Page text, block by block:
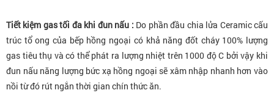
Tiết kiệm gas tối đa khi đun nấu : Do phần đầu chia lửa Ceramic cấu
trúc tổ ong của bếp hồng ngoại có khả năng đốt cháy 100% lượng
gas tiêu thụ và có thể phát ra lượng nhiệt trên 1000 độ C bởi vậy khi
đun nấu năng lượng bức xạ hồng ngoại sẽ xâm nhập nhanh hơn vào
nồi từ đó rút ngắn thời gian chín thức ăn.